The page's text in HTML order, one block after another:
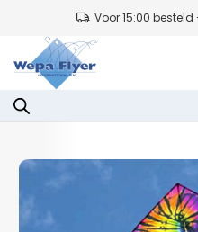
Voor 15:00